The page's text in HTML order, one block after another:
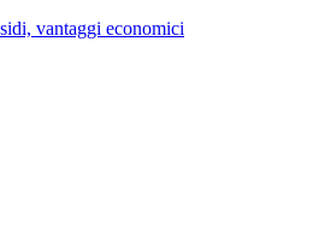
vantaggi economici